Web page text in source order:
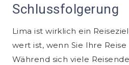
Schlussfolgerung
Lima ist wirklich ein
wert ist, wenn Sie Ihre
Während sich viele